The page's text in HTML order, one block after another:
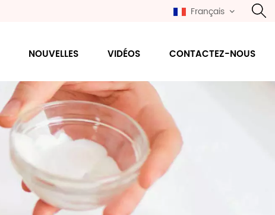
Français
NOUVELLES VIDÉOS CONTACTEZ-NOUS